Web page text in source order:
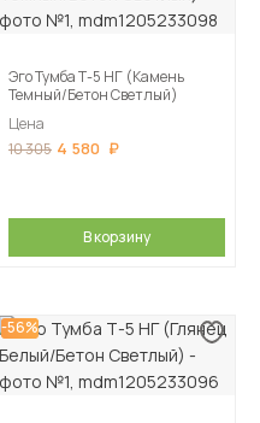
Эго Тумба Т-5 НГ (Камень
Темный/Бетон Светлый)
Цена
10 305 4 580
В корзину
-56%